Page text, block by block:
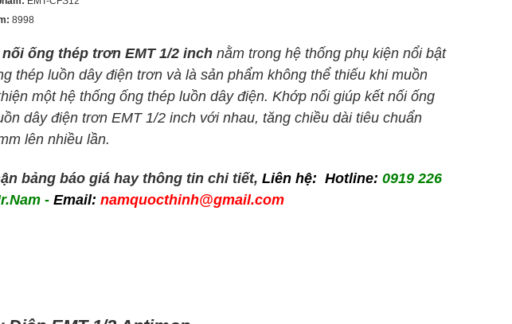
8998
ống thép trơn EMT 1/2 inch nằm trong hệ thống phụ kiện nổi bật
thép luồn dây điện trơn và là sản phẩm không thể thiếu khi muồn
một hệ thống ống thép luồn dây điện. Khớp nối giúp kết nối ống
dây điện trơn EMT 1/2 inch với nhau, tăng chiều dài tiêu chuẩn
lên nhiều lần.
bảng báo giá hay thông tin chi tiết, Liên hệ: Hotline: 0919 226
- Email: namquocthinh@gmail.com